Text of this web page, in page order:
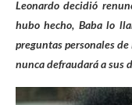
Leonardo decidió
hubo hecho, Baba lo
preguntas personales de
nunca defraudará a sus